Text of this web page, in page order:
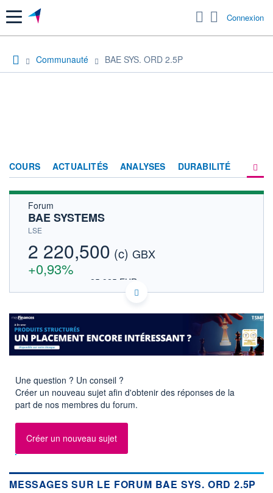
Menu Connexion
Communauté BAE SYS. ORD 2.5P
COURS ACTUALITÉS ANALYSES DURABILITÉ
PRODUITS DE BOURSE
HISTORIQUE
ACTIONNAIRES
Forum
BAE SYSTEMS
LSE
2 220,500 (c) GBX
+0,93%
25,925 EUR
DONNÉES TEMPS DIFFÉRÉ
Politique d'exécution
Cotation sur les autres places
2 220
OUVERTURE
+ HAUT
2 247,000
+ BAS
2 201,000
Une question ? Un conseil ?
Créer un nouveau sujet afin d'obtenir des réponses de la
part de nos membres du forum.
Créer un nouveau sujet
MESSAGES SUR LE FORUM BAE SYS. ORD 2.5P